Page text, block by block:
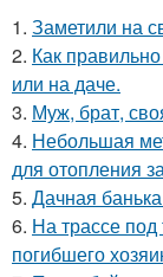
1. Заметили на
2. Как
или на даче.
3. Муж, брат,
4. Небольшая
для отопления
5. Дачная
6. На трассе
погибшего